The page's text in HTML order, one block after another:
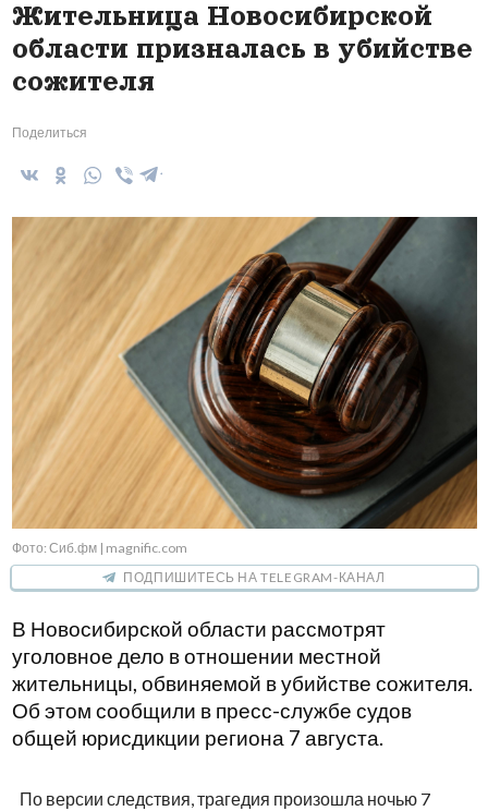
Жительница Новосибирской
области призналась в убийстве
сожителя
Поделиться
Фото: Сиб.фм | magnific.com
ПОДПИШИТЕСЬ НА TELEGRAM-КАНАЛ
В Новосибирской области рассмотрят
уголовное дело в отношении местной
жительницы, обвиняемой в убийстве сожителя.
Об этом сообщили в пресс-службе судов
общей юрисдикции региона 7 августа.
По версии следствия, трагедия произошла ночью 7